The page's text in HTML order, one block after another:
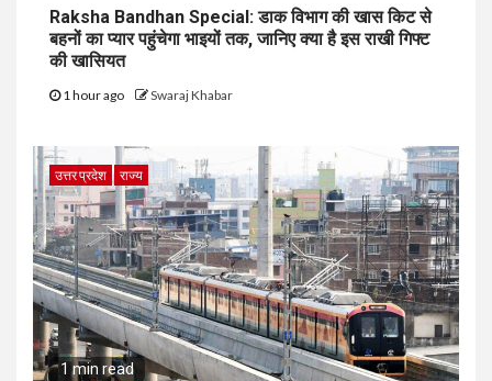
Raksha Bandhan Special: डाक विभाग की खास किट से
बहनों का प्यार पहुंचेगा भाइयों तक, जानिए क्या है इस राखी गिफ्ट
की खासियत
1 hour ago Swaraj Khabar
उत्तर प्रदेश राज्य
1 min read